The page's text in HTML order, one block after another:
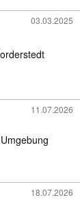
03.03.2025
11.07.2026
18.07.2026